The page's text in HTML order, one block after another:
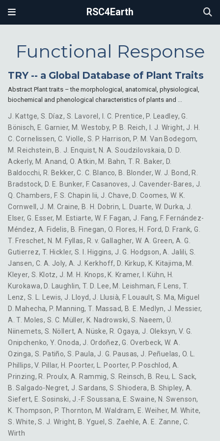
RSC4Earth
Functional Response
TRY -- a Global Database of Plant Traits
Abstract Plant traits – the morphological, anatomical, physiological,
biochemical and phenological characteristics of plants and …
J. Kattge, S. Díaz, S. Lavorel , I. C. Prentice, P. Leadley,G.
Bönisch, E. Garnier, M. Westoby, P. B. Reich, I. J. Wright, J. H.
C. Cornelissen, C. Violle, S. P. Harrison, P. M. Van Bodegom,
M. Reichstein, B. J. Enquist, N. A. Soudzilovskaia, D. D.
Ackerly, M. Anand,O. Atkin, M. Bahn,T. R. Baker, D.
Baldocchi, R. Bekker,C. C. Blanco, B. Blonder,W. J. Bond, R.
Bradstock, D. E. Bunker, F. Casanoves, J. Cavender-Bares, J.
Q. Chambers, F. S. Chapin Iii, J. Chave, D. Coomes,W. K.
Cornwell , J. M. Craine, B. H. Dobrin, L. Duarte, W. Durka, J.
Elser,G. Esser, M. Estiarte, W. F. Fagan, J. Fang, F. Fernández-
Méndez, A. Fidelis, B. Finegan, O. Flores, H. Ford, D. Frank,G.
T. Freschet, N. M. Fyllas, R. v. Gallagher, W. A. Green,A. G.
Gutierrez, T. Hickler, S. I. Higgins, J. G. Hodgson,A. Jalili,S.
Jansen, C. A. Joly, A. J. Kerkhoff, D. Kirkup, K. Kitajima, M.
Kleyer, S. Klotz, J. M. H. Knops, K. Kramer, I. Kühn, H.
Kurokawa, D. Laughlin, T. D. Lee, M. Leishman, F. Lens, T.
Lenz, S. L. Lewis, J. Lloyd, J. Llusià, F. Louault,S. Ma, Miguel
D. Mahecha, P. Manning,T. Massad, B. E. Medlyn, J. Messier,
A. T. Moles, S. C. Müller, K. Nadrowski,S. Naeem, Ü.
Niinemets, S. Nöllert, A. Nüske, R. Ogaya, J. Oleksyn,V. G.
Onipchenko,Y. Onoda, J. Ordoñez,G. Overbeck, W. A.
Ozinga, S. Patiño,S. Paula, J. G. Pausas, J. Peñuelas, O. L.
Phillips,V. Pillar, H. Poorter, L. Poorter, P. Poschlod, A.
Prinzing, R. Proulx, A. Rammig, S. Reinsch, B. Reu, L. Sack,
B. Salgado-Negret, J. Sardans,S. Shiodera, B. Shipley, A.
Siefert, E. Sosinski, J.-F. Soussana, E. Swaine, N. Swenson,
K. Thompson, P. Thornton, M. Waldram, E. Weiher, M. White,
S. White,S. J. Wright, B. Yguel ,S. Zaehle,A. E. Zanne, C.
Wirth